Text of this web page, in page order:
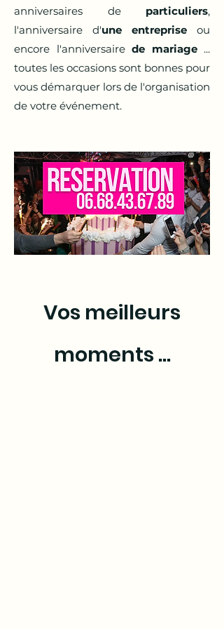
anniversaires de particuliers,
l'anniversaire d'une entreprise ou
encore l'anniversaire de mariage...
toutes les occasions sont bonnes pour
vous démarquer lors de l'organisation
de votre événement.
Vos meilleurs
moments ...